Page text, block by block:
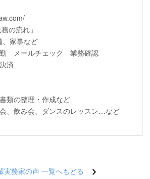
の流れ」
、家事など
勤 メールチェック 業務確認
済
類の整理・作成など
、飲み会、ダンスのレッスン…など
実務家の声 一覧へもどる